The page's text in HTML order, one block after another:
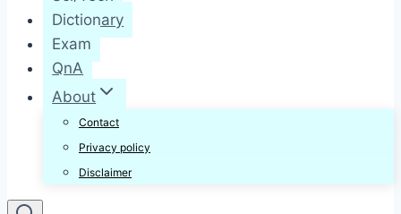
Dictionary
Exam
QnA
About
Contact
Privacy policy
Disclaimer